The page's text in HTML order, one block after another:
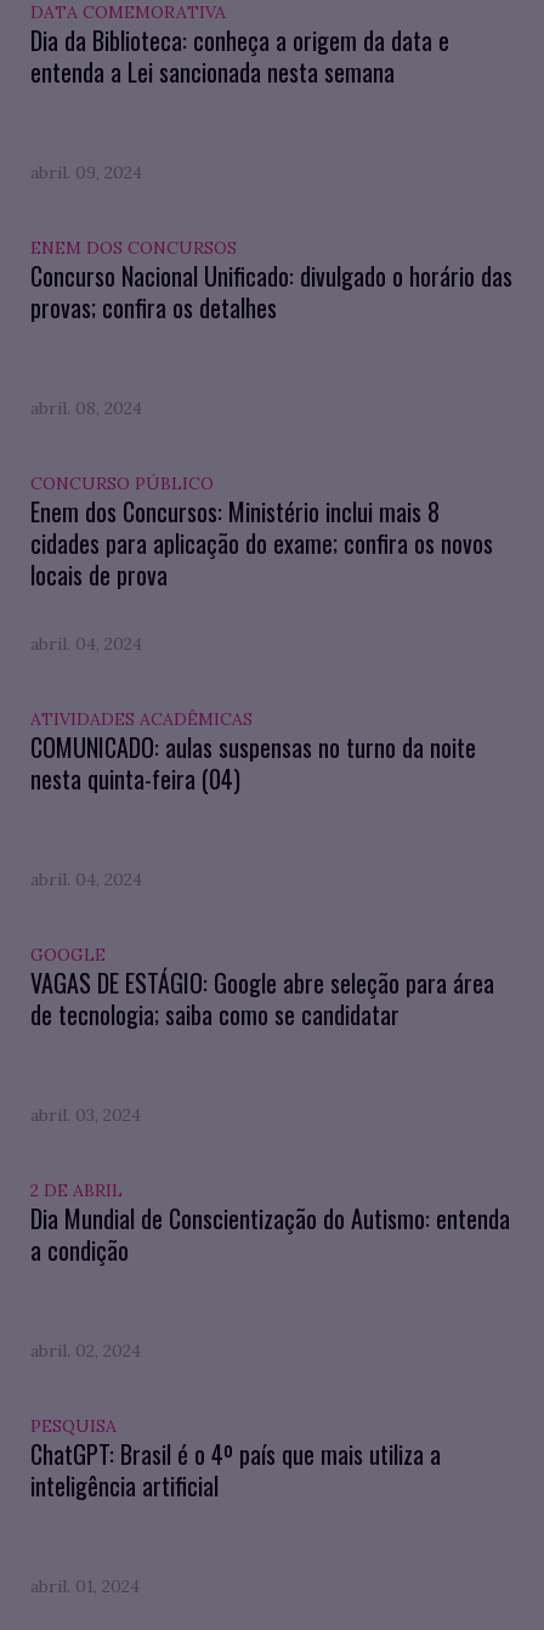
DATA COMEMORATIVA
Dia da Biblioteca: conheça a origem da data e
entenda a Lei sancionada nesta semana
abril. 09, 2024
ENEM DOS CONCURSOS
Concurso Nacional Unificado: divulgado o horário das
provas; confira os detalhes
abril. 08, 2024
CONCURSO PÚBLICO
Enem dos Concursos: Ministério inclui mais 8
cidades para aplicação do exame; confira os novos
locais de prova
abril. 04, 2024
ATIVIDADES ACADÊMICAS
COMUNICADO: aulas suspensas no turno da noite
nesta quinta-feira (04)
abril. 04, 2024
GOOGLE
VAGAS DE ESTÁGIO: Google abre seleção para área
de tecnologia; saiba como se candidatar
abril. 03, 2024
2 DE ABRIL
Dia Mundial de Conscientização do Autismo: entenda
a condição
abril. 02, 2024
PESQUISA
ChatGPT: Brasil é o 4º país que mais utiliza a
inteligência artificial
abril. 01, 2024